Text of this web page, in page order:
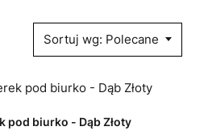
Sortuj wg: Polecane
pod biurko - Dąb Złoty